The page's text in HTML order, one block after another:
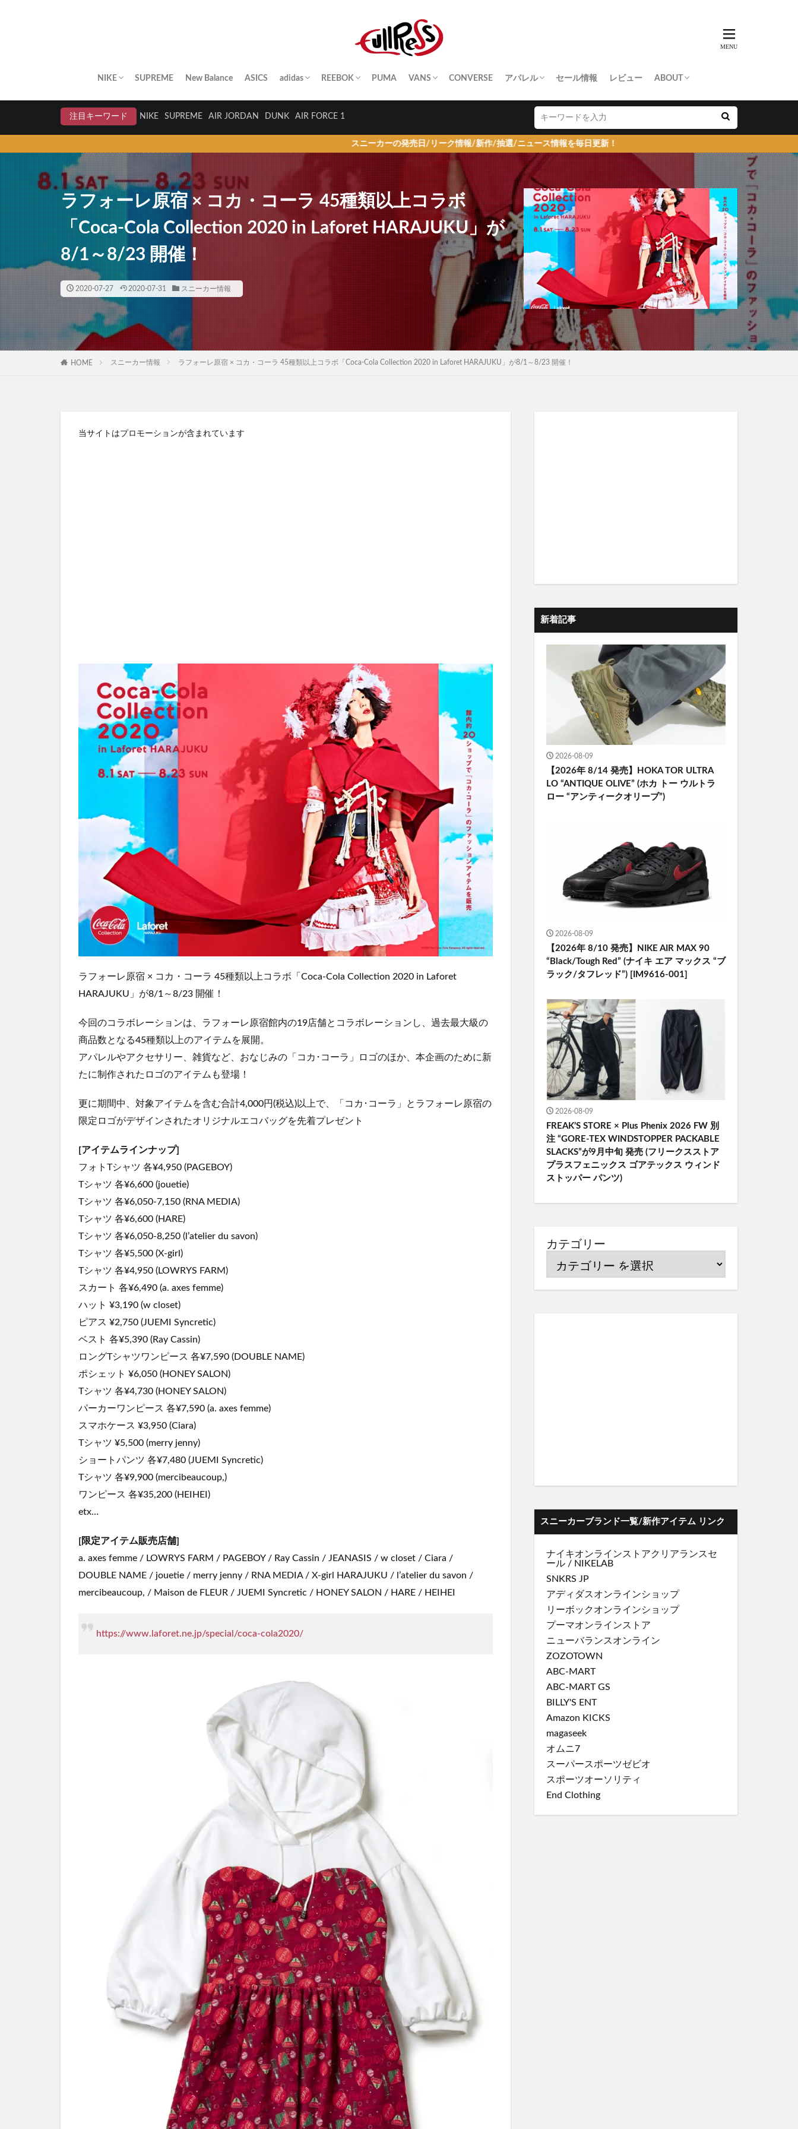
NIKE SUPREME New Balance ASICS adidas REEBOK PUMA VANS CONVERSE アパレル セール情報 レビュー ABOUT
注目キーワード
NIKE SUPREME AIR JORDAN DUNK AIR FORCE 1
スニーカーの発売日/リーク情報/新作/抽選/ニュース情報を毎日更新！
ラフォーレ原宿 × コカ・コーラ 45種類以上コラボ
「Coca-Cola Collection 2020 in Laforet HARAJUKU」が
8/1～8/23 開催！
2020-07-27 2020-07-31 スニーカー情報
HOME スニーカー情報 ラフォーレ原宿 × コカ・コーラ 45種類以上コラボ「Coca-Cola Collection 2020 in Laforet HARAJUKU」が8/1～8/23 開催！
当サイトはプロモーションが含まれています
ラフォーレ原宿 × コカ・コーラ 45種類以上コラボ「Coca-Cola Collection 2020 in Laforet
HARAJUKU」が8/1～8/23 開催！
今回のコラボレーションは、ラフォーレ原宿館内の19店舗とコラボレーションし、過去最大級の
商品数となる45種類以上のアイテムを展開。
アパレルやアクセサリー、雑貨など、おなじみの「コカ･コーラ」ロゴのほか、本企画のために新
たに制作されたロゴのアイテムも登場！
更に期間中、対象アイテムを含む合計4,000円(税込)以上で、「コカ･コーラ」とラフォーレ原宿の
限定ロゴがデザインされたオリジナルエコバッグを先着プレゼント
[アイテムラインナップ]
フォトTシャツ 各¥4,950 (PAGEBOY)
Tシャツ 各¥6,600 (jouetie)
Tシャツ 各¥6,050-7,150 (RNA MEDIA)
Tシャツ 各¥6,600 (HARE)
Tシャツ 各¥6,050-8,250 (l’atelier du savon)
Tシャツ 各¥5,500 (X-girl)
Tシャツ 各¥4,950 (LOWRYS FARM)
スカート 各¥6,490 (a. axes femme)
ハット ¥3,190 (w closet)
ピアス ¥2,750 (JUEMI Syncretic)
ベスト 各¥5,390 (Ray Cassin)
ロングTシャツワンピース 各¥7,590 (DOUBLE NAME)
ポシェット ¥6,050 (HONEY SALON)
Tシャツ 各¥4,730 (HONEY SALON)
パーカーワンピース 各¥7,590 (a. axes femme)
スマホケース ¥3,950 (Ciara)
Tシャツ ¥5,500 (merry jenny)
ショートパンツ 各¥7,480 (JUEMI Syncretic)
Tシャツ 各¥9,900 (mercibeaucoup,)
ワンピース 各¥35,200 (HEIHEI)
etx…
[限定アイテム販売店舗]
a. axes femme / LOWRYS FARM / PAGEBOY / Ray Cassin / JEANASIS / w closet / Ciara /
DOUBLE NAME / jouetie / merry jenny / RNA MEDIA / X-girl HARAJUKU / l’atelier du savon /
mercibeaucoup, / Maison de FLEUR / JUEMI Syncretic / HONEY SALON / HARE / HEIHEI
https://www.laforet.ne.jp/special/coca-cola2020/
新着記事
2026-08-09
【2026年 8/14 発売】HOKA TOR ULTRA
LO “ANTIQUE OLIVE” (ホカ トー ウルトラ
ロー “アンティークオリーブ”)
2026-08-09
【2026年 8/10 発売】NIKE AIR MAX 90
“Black/Tough Red” (ナイキ エア マックス “ブ
ラック/タフレッド”) [IM9616-001]
2026-08-09
FREAK’S STORE × Plus Phenix 2026 FW 別
注 “GORE-TEX WINDSTOPPER PACKABLE
SLACKS”が9月中旬 発売 (フリークスストア
プラスフェニックス ゴアテックス ウィンド
ストッパー パンツ)
カテゴリー
スニーカーブランド一覧/新作アイテム リンク
ナイキオンラインストアクリアランスセ
ール / NIKELAB
SNKRS JP
アディダスオンラインショップ
リーボックオンラインショップ
プーマオンラインストア
ニューバランスオンライン
ZOZOTOWN
ABC-MART
ABC-MART GS
BILLY'S ENT
Amazon KICKS
magaseek
オムニ7
スーパースポーツゼビオ
スポーツオーソリティ
End Clothing